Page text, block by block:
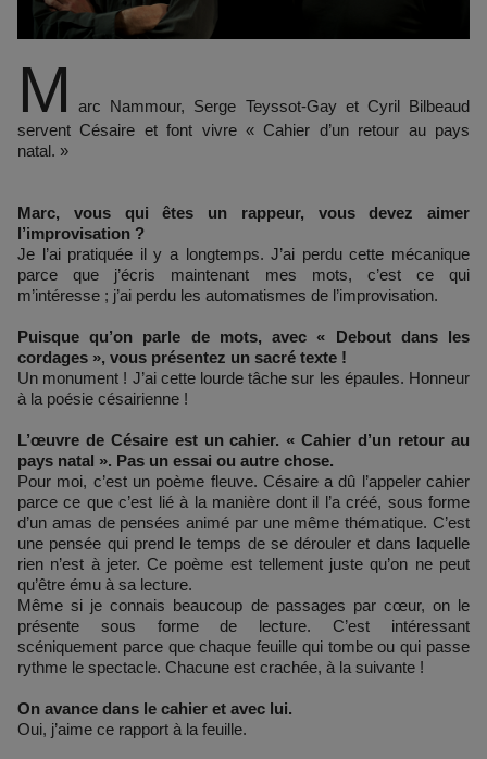
M
arc Nammour, Serge Teyssot-Gay et Cyril Bilbeaud
servent Césaire et font vivre « Cahier d’un retour au pays
natal. »
Marc, vous qui êtes un rappeur, vous devez aimer
l’improvisation ?
Je l’ai pratiquée il y a longtemps. J’ai perdu cette mécanique
parce que j’écris maintenant mes mots, c’est ce qui
m’intéresse ; j’ai perdu les automatismes de l’improvisation.
Puisque qu’on parle de mots, avec « Debout dans les
cordages », vous présentez un sacré texte !
Un monument ! J’ai cette lourde tâche sur les épaules. Honneur
à la poésie césairienne !
L’œuvre de Césaire est un cahier. « Cahier d’un retour au
pays natal ». Pas un essai ou autre chose.
Pour moi, c’est un poème fleuve. Césaire a dû l’appeler cahier
parce ce que c’est lié à la manière dont il l’a créé, sous forme
d’un amas de pensées animé par une même thématique. C’est
une pensée qui prend le temps de se dérouler et dans laquelle
rien n’est à jeter. Ce poème est tellement juste qu’on ne peut
qu’être ému à sa lecture.
Même si je connais beaucoup de passages par cœur, on le
présente sous forme de lecture. C’est intéressant
scéniquement parce que chaque feuille qui tombe ou qui passe
rythme le spectacle. Chacune est crachée, à la suivante !
On avance dans le cahier et avec lui.
Oui, j’aime ce rapport à la feuille.